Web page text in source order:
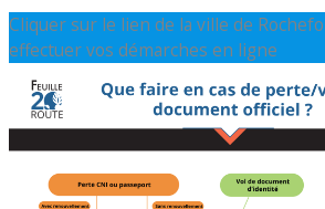
Cliquer sur le lien de la ville de
effectuer vos démarches en ligne